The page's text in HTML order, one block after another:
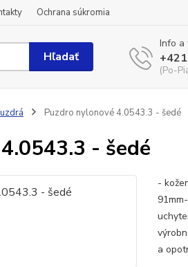
Ochrana súkromia
Hľadať
Info a
(Po-
Puzdro nylonové 4.0543.3 - šedé
- šedé
-
a